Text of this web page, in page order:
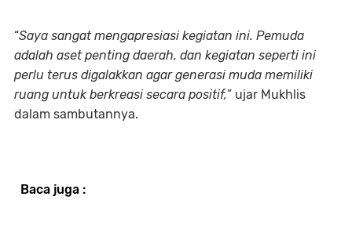
“Saya sangat mengapresiasi kegiatan ini. Pemuda
adalah aset penting daerah, dan kegiatan seperti ini
perlu terus digalakkan agar generasi muda memiliki
ruang untuk berkreasi secara positif,” ujar Mukhlis
dalam sambutannya.
Baca juga :